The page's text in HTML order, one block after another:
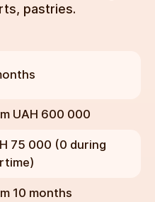
pastries.
UAH 600 000
75 000 (0 during
10 months